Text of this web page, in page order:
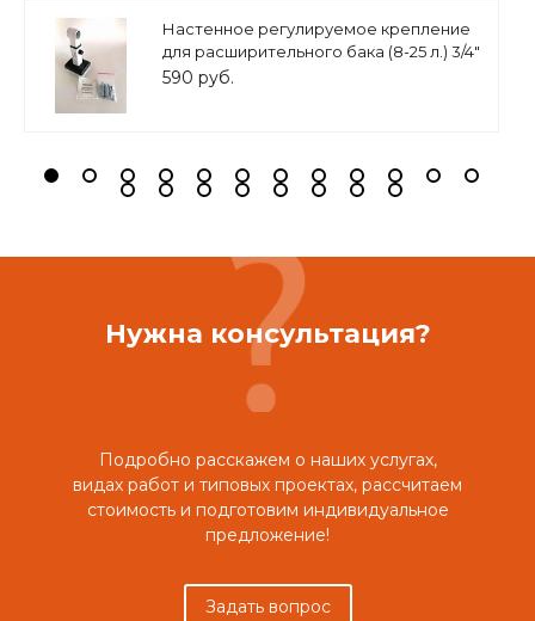
Настенное регулируемое крепление
для расширительного бака (8-25 л.) 3/4"
белое, ASKON
590 руб.
Нужна консультация?
Подробно расскажем о наших услугах,
видах работ и типовых проектах, рассчитаем
стоимость и подготовим индивидуальное
предложение!
Задать вопрос